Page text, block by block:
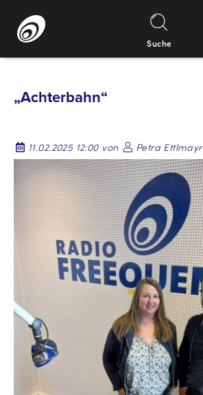
Inhalt
Suche
„Achterbahn“
11.02.2025 12:00 von Petra Ettlmayr